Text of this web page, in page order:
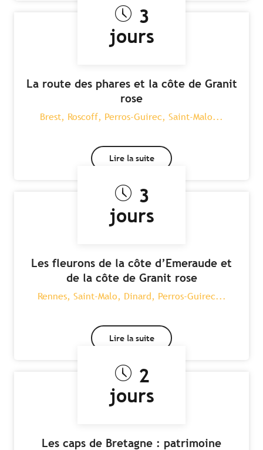
3
jours
La route des phares et la côte de Granit
rose
Brest, Roscoff, Perros-Guirec, Saint-Malo...
Lire la suite
3
jours
Les fleurons de la côte d’Emeraude et
de la côte de Granit rose
Rennes, Saint-Malo, Dinard, Perros-Guirec...
Lire la suite
2
jours
Les caps de Bretagne : patrimoine